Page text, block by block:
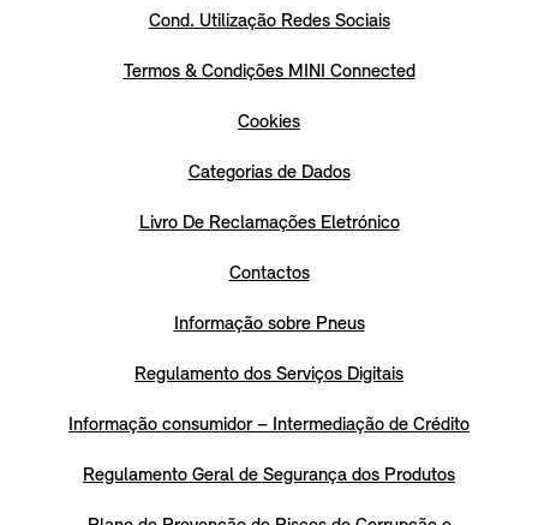
Cond. Utilização Redes Sociais
Termos & Condições MINI Connected
Cookies
Categorias de Dados
Livro De Reclamações Eletrónico
Contactos
Informação sobre Pneus
Regulamento dos Serviços Digitais
Informação consumidor – Intermediação de Crédito
Regulamento Geral de Segurança dos Produtos